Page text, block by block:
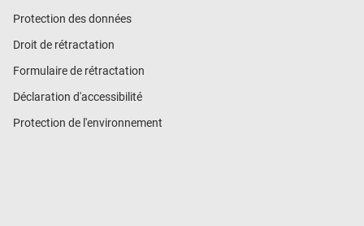
Protection des données
Droit de rétractation
Formulaire de rétractation
Déclaration d'accessibilité
Protection de l'environnement